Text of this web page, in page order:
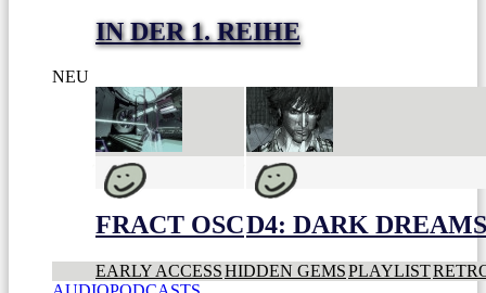
IN DER 1. REIHE
NEU
FRACT OSCD4: DARK
EARLY ACCESSHIDDEN GEMSPLAYLIST